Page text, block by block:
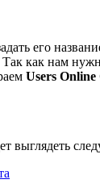
его
как нам
Users
выглядеть